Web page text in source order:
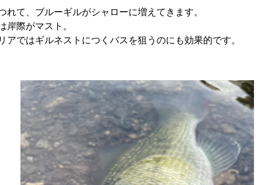
れて、ブルーギルがシャローに増えてきます。
岸際がマスト。
アではギルネストにつくバスを狙うのにも効果的です。